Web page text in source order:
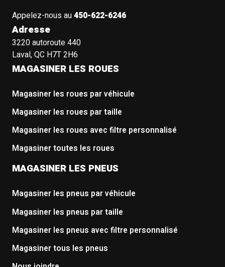
Appelez-nous au450-622-6246
Adresse
3220 autoroute 440
Laval, QC H7T 2H6
MAGASINER LES ROUES
Magasiner les roues par véhicule
Magasiner les roues par taille
Magasiner les roues avec filtre personnalisé
Magasiner toutes les roues
MAGASINER LES PNEUS
Magasiner les pneus par véhicule
Magasiner les pneus par taille
Magasiner les pneus avec filtre personnalisé
Magasiner tous les pneus